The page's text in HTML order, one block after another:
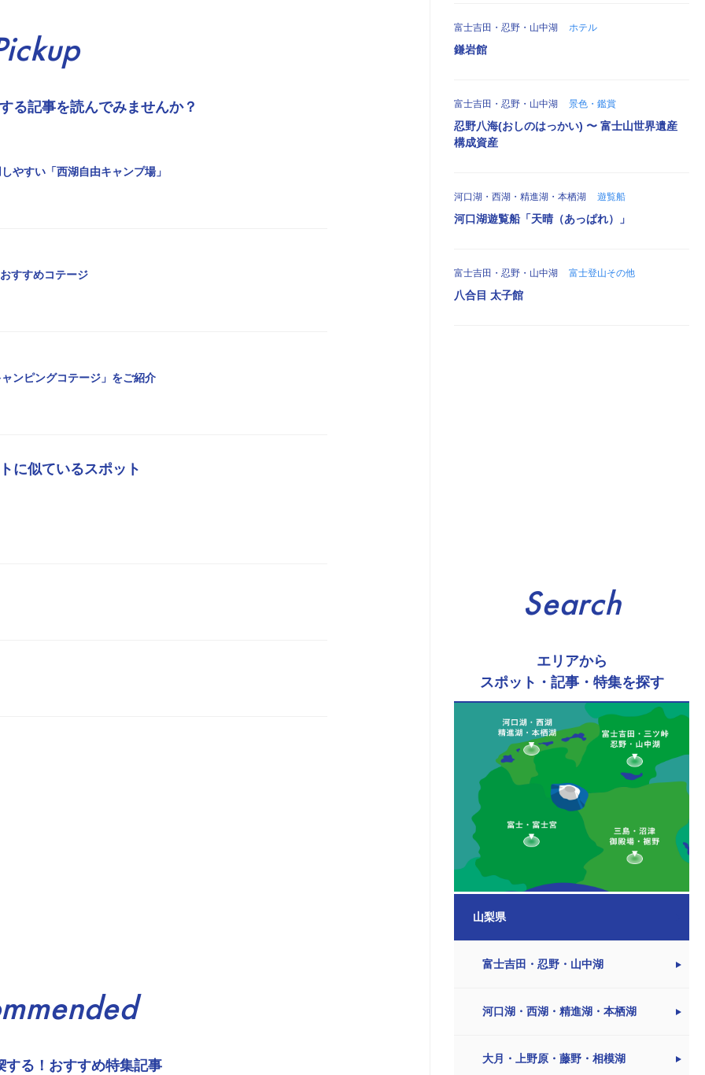
る記事を読んでみませんか？
やすい「西湖自由キャンプ場」
すすめコテージ
ンピングコテージ」をご紹介
に似ているスポット
する！おすすめ特集記事
富士吉田・忍野・山中湖 ホテル
鎌岩館
富士吉田・忍野・山中湖 景色・鑑賞
忍野八海(おしのはっかい) 〜 富士山世界遺産
構成資産
河口湖・西湖・精進湖・本栖湖 遊覧船
河口湖遊覧船「天晴（あっぱれ）」
富士吉田・忍野・山中湖 富士登山その他
八合目 太子館
Search
エリアから
スポット・記事・特集を探す
山梨県
富士吉田・忍野・山中湖
河口湖・西湖・精進湖・本栖湖
大月・上野原・藤野・相模湖